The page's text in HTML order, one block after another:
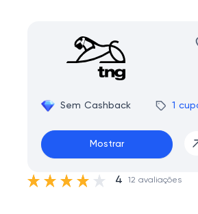
Sem Cashback 1
Mostrar
4 12 avaliações